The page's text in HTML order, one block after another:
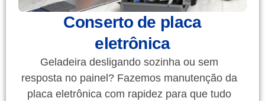
Conserto de placa
eletrônica
Geladeira desligando sozinha ou sem
resposta no painel? Fazemos manutenção da
placa eletrônica com rapidez para que tudo